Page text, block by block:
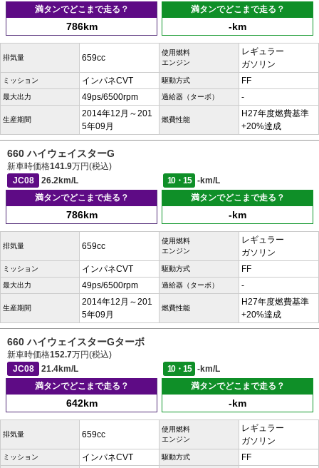
満タンでどこまで走る？
786km
満タンでどこまで走る？
-km
排気量 659cc
使用燃料
エンジン
レギュラー
ガソリン
ミッション インパネCVT 駆動方式 FF
最大出力 49ps/6500rpm 過給器（ターボ） -
生産期間
2014年12月～201
5年09月
燃費性能
H27年度燃費基準
+20%達成
660 ハイウェイスターG
新車時価格141.9万円(税込)
JC08
26.2km/L 10・15
-km/L
満タンでどこまで走る？
786km
満タンでどこまで走る？
-km
排気量 659cc
使用燃料
エンジン
レギュラー
ガソリン
ミッション インパネCVT 駆動方式 FF
最大出力 49ps/6500rpm 過給器（ターボ） -
生産期間
2014年12月～201
5年09月
燃費性能
H27年度燃費基準
+20%達成
660 ハイウェイスターGターボ
新車時価格152.7万円(税込)
JC08
21.4km/L 10・15
-km/L
満タンでどこまで走る？
642km
満タンでどこまで走る？
-km
排気量 659cc
使用燃料
エンジン
レギュラー
ガソリン
ミッション インパネCVT 駆動方式 FF